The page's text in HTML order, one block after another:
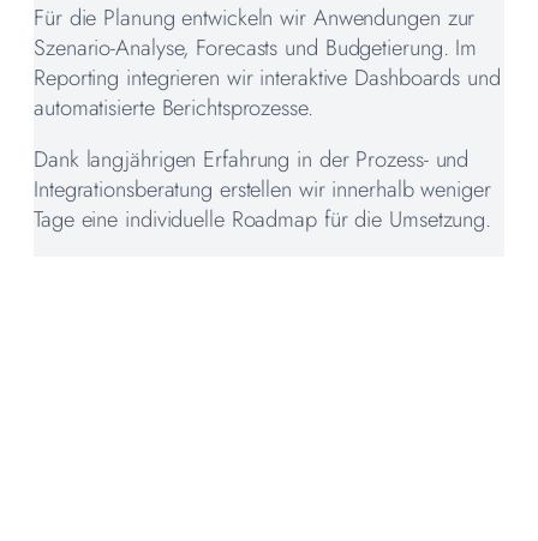
Für die Planung entwickeln wir Anwendungen zur
Szenario-Analyse, Forecasts und Budgetierung. Im
Reporting integrieren wir interaktive Dashboards und
automatisierte Berichtsprozesse.
Dank langjährigen Erfahrung in der Prozess- und
Integrationsberatung erstellen wir innerhalb weniger
Tage eine individuelle Roadmap für die Umsetzung.